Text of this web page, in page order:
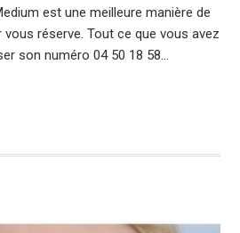
est une meilleure manière de
vous réserve. Tout ce que vous avez
son numéro 04 50 18 58…